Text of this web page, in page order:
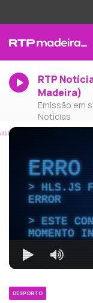
RTP
Madeira)
Emissão em
Notícias
HLS.JS
ERROR
ESTE
MOMENTO
DESPORTO